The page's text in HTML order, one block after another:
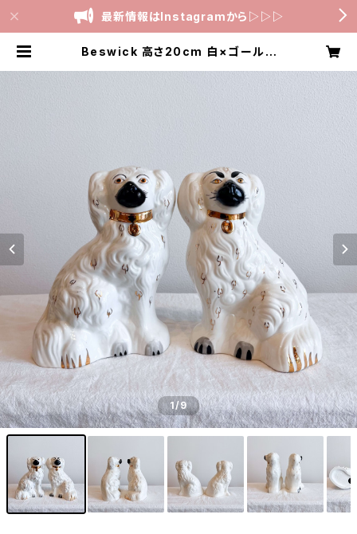
最新情報はInstagramから▷▷▷
Beswick 高さ20cm 白×ゴールド
1/9